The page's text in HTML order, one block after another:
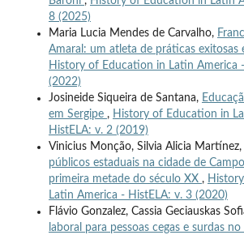
8 (2025)
Maria Lucia Mendes de Carvalho,
Amaral: um atleta de práticas exitosas
History of Education in Latin America
(2022)
Josineide Siqueira de Santana,
em Sergipe , History of Education in
HistELA: v. 2 (2019)
Vinicius Monção, Silvia Alicia Martínez,
públicos estaduais na cidade de
primeira metade do século XX ,
Latin America - HistELA: v. 3 (2020)
Flávio Gonzalez, Cassia Geciauskas
laboral para pessoas cegas e surdas